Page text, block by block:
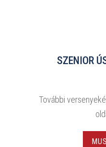
SZENIOR
További